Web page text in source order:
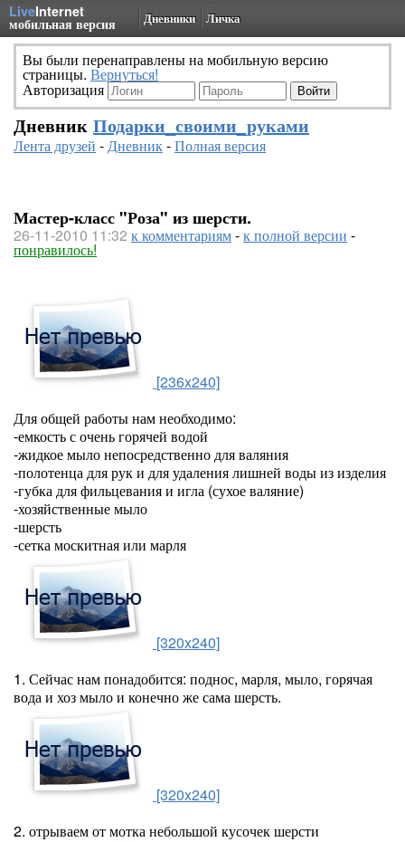
LiveInternet
мобильная версия Дневники Личка
Вы были перенаправлены на мобильную версию
страницы. Вернуться!
Авторизация
Дневник Подарки_своими_руками
Лента друзей -Дневник-Полная версия
Мастер-класс "Роза" из шерсти.
26-11-2010 11:32 к комментариям-к полной версии -
понравилось!
[236x240]
Для общей работы нам необходимо:
-емкость с очень горячей водой
-жидкое мыло непосредственно для валяния
-полотенца для рук и для удаления лишней воды из изделия
-губка для фильцевания и игла (сухое валяние)
-хозяйственные мыло
-шерсть
-сетка москитная или марля
[320x240]
1. Сейчас нам понадобится: поднос, марля, мыло, горячая
вода и хоз мыло и конечно же сама шерсть.
[320x240]
2. отрываем от мотка небольшой кусочек шерсти